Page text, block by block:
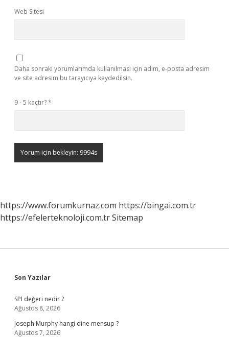
Web Sitesi
Daha sonraki yorumlarımda kullanılması için adım, e-posta adresim
ve site adresim bu tarayıcıya kaydedilsin.
9 - 5 kaçtır?*
https://www.forumkurnaz.com https://bingai.com.tr
https://efelerteknoloji.com.trSitemap
Sidebar
Son Yazılar
SPI değeri nedir ?
Ağustos 8, 2026
Joseph Murphy hangi dine mensup ?
Ağustos 7, 2026